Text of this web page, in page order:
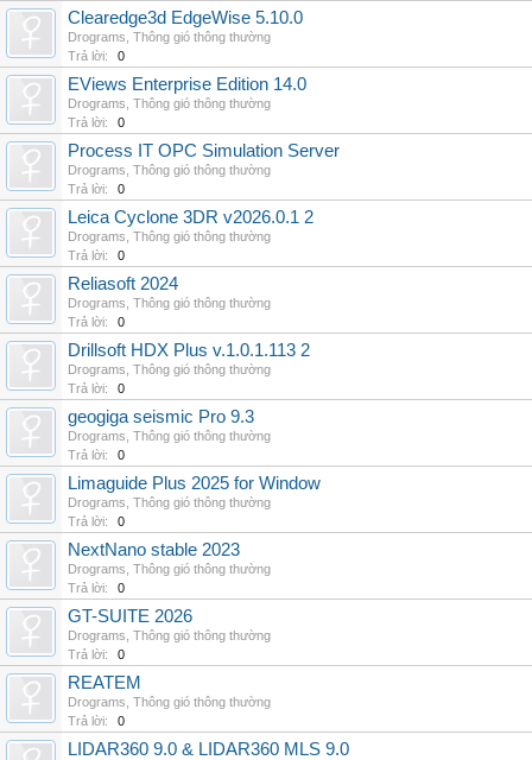
Clearedge3d EdgeWise 5.10.0
Drograms Thông gió thông thường
Trả lời:
0
EViews Enterprise Edition 14.0
Drograms Thông gió thông thường
Trả lời:
0
Process IT OPC Simulation Server
Drograms Thông gió thông thường
Trả lời:
0
Leica Cyclone 3DR v2026.0.1 2
Drograms Thông gió thông thường
Trả lời:
0
Reliasoft 2024
Drograms Thông gió thông thường
Trả lời:
0
Drillsoft HDX Plus v.1.0.1.113 2
Drograms Thông gió thông thường
Trả lời:
0
geogiga seismic Pro 9.3
Drograms Thông gió thông thường
Trả lời:
0
Limaguide Plus 2025 for Window
Drograms Thông gió thông thường
Trả lời:
0
NextNano stable 2023
Drograms Thông gió thông thường
Trả lời:
0
GT-SUITE 2026
Drograms Thông gió thông thường
Trả lời:
0
REATEM
Drograms Thông gió thông thường
Trả lời:
0
LIDAR360 9.0 & LIDAR360 MLS 9.0